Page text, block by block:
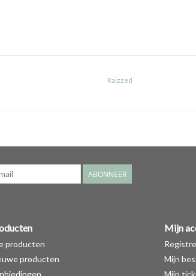
Raizzed
ABONNEER
producten
producten
Mijn
Mijn
Mijn